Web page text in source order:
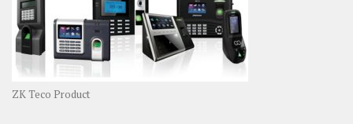
ZK Teco Product